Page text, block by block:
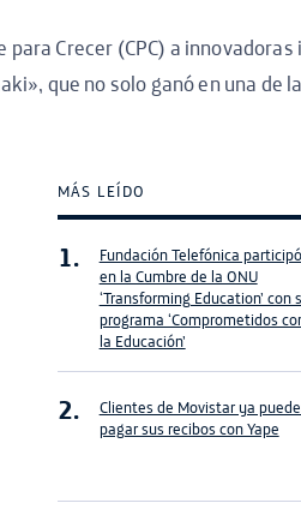
Crecer (CPC) a
que no solo ganó en una de
MÁS LEÍDO
Fundación Telefónica participó
en la Cumbre de la ONU
‘Transforming Education’ con
programa ‘Comprometidos
la Educación’
Clientes de Movistar ya
pagar sus recibos con Yape